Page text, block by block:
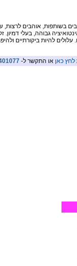
בשותפות, אוהבים לרצות,
גבוהה, בעלי
עלולים להיות ביקורתיים
לחץ כאן או התקשר ל-